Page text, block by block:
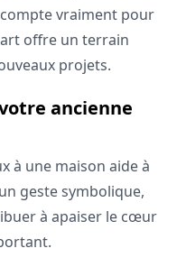
vraiment pour
offre un terrain
projets.
ancienne
à une maison aide à
geste symbolique,
à apaiser le cœur